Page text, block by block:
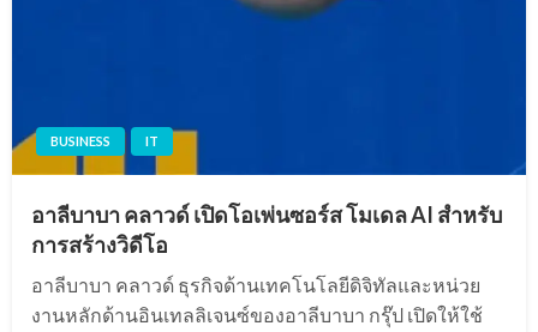
BUSINESS IT
อาลีบาบา คลาวด์ เปิดโอเพ่นซอร์ส โมเดล AI สำหรับ
การสร้างวิดีโอ
อาลีบาบา คลาวด์ ธุรกิจด้านเทคโนโลยีดิจิทัลและหน่วย
งานหลักด้านอินเทลลิเจนซ์ของอาลีบาบา กรุ๊ป เปิดให้ใช้